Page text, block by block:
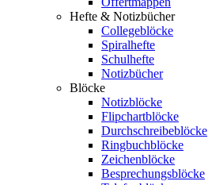
Hefte & Notizbücher
Collegeblöcke
Spiralhefte
Schulhefte
Notizbücher
Blöcke
Notizblöcke
Flipchartblöcke
Durchschreibeblöcke
Ringbuchblöcke
Zeichenblöcke
Besprechungsblöcke